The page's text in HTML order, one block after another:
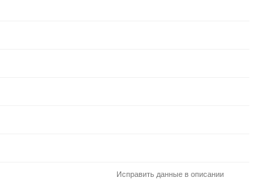
Исправить данные в описании